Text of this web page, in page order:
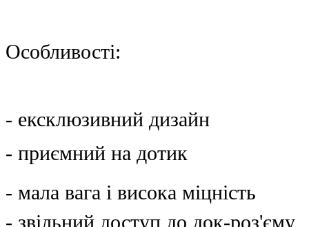
Особливості:
- ексклюзивний дизайн
- приємний на дотик
- мала вага і висока міцність
- звільний доступ до док-роз'єму